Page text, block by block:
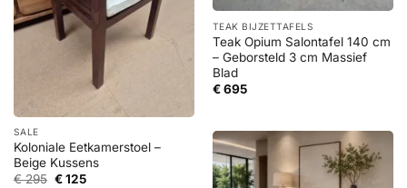
SALE
Koloniale Eetkamerstoel –
Beige Kussens
€295 Oorspronkelijke
€125Huidige
TEAK BIJZETTAFELS
Teak Opium Salontafel 140 cm
– Geborsteld 3 cm Massief
Blad
€695